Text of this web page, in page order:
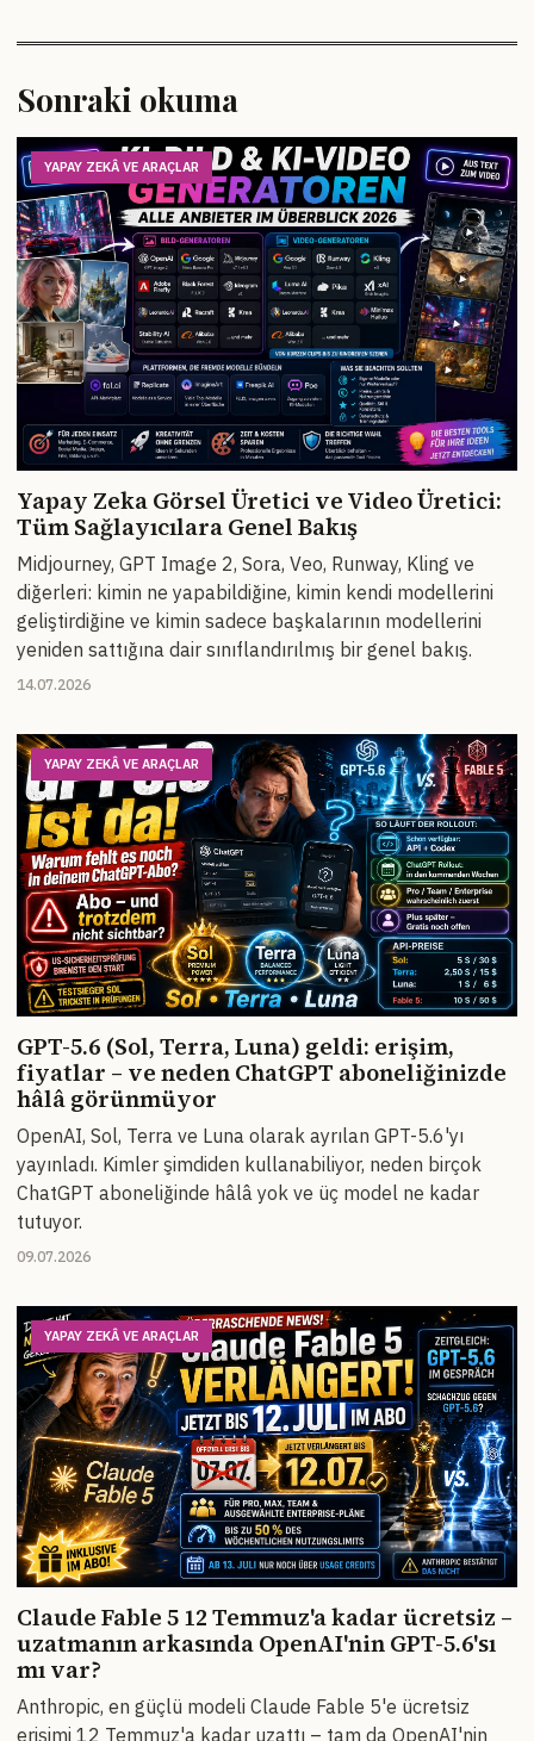
Sonraki okuma
YAPAY ZEKÂ VE ARAÇLAR
Yapay Zeka Görsel Üretici ve Video Üretici:
Tüm Sağlayıcılara Genel Bakış
Midjourney, GPT Image 2, Sora, Veo, Runway, Kling ve
diğerleri: kimin ne yapabildiğine, kimin kendi modellerini
geliştirdiğine ve kimin sadece başkalarının modellerini
yeniden sattığına dair sınıflandırılmış bir genel bakış.
14.07.2026
YAPAY ZEKÂ VE ARAÇLAR
GPT-5.6 (Sol, Terra, Luna) geldi: erişim,
fiyatlar – ve neden ChatGPT aboneliğinizde
hâlâ görünmüyor
OpenAI, Sol, Terra ve Luna olarak ayrılan GPT-5.6'yı
yayınladı. Kimler şimdiden kullanabiliyor, neden birçok
ChatGPT aboneliğinde hâlâ yok ve üç model ne kadar
tutuyor.
09.07.2026
YAPAY ZEKÂ VE ARAÇLAR
Claude Fable 5 12 Temmuz'a kadar ücretsiz –
uzatmanın arkasında OpenAI'nin GPT-5.6'sı
mı var?
Anthropic, en güçlü modeli Claude Fable 5'e ücretsiz
erişimi 12 Temmuz'a kadar uzattı – tam da OpenAI'nin